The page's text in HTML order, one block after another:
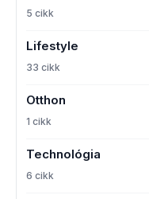
5 cikk
Lifestyle
33 cikk
Otthon
1 cikk
Technológia
6 cikk